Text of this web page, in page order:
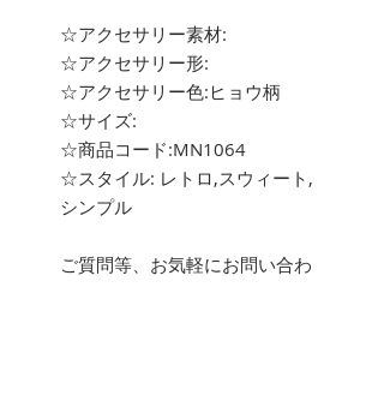
☆アクセサリー素材:
☆アクセサリー形:
☆アクセサリー色:ヒョウ柄
☆サイズ:
☆商品コード:MN1064
☆スタイル: レトロ,スウィート,
シンプル
ご質問等、お気軽にお問い合わ